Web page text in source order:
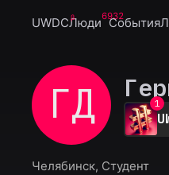
UWDCЛюди6932
События
ГД
0
1
2
3
Челябинск, Студент